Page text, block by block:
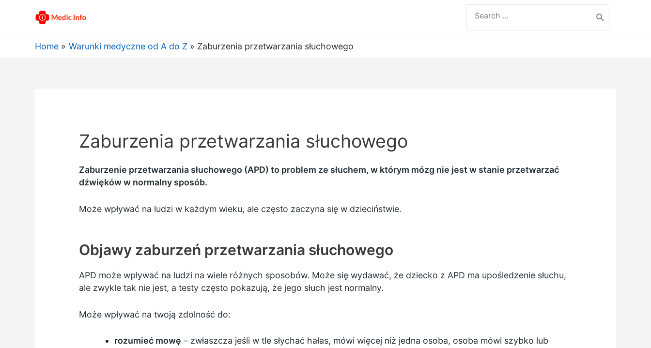
for:
Home Warunki medyczne od A do Z Zaburzenia przetwarzania słuchowego
Zaburzenia przetwarzania słuchowego
Zaburzenie przetwarzania słuchowego (APD) to problem ze słuchem, w którym mózg nie jest w stanie przetwarzać
dźwięków w normalny sposób.
Może wpływać na ludzi w każdym wieku, ale często zaczyna się w dzieciństwie.
Objawy zaburzeń przetwarzania słuchowego
APD może wpływać na ludzi na wiele różnych sposobów. Może się wydawać, że dziecko z APD ma upośledzenie słuchu,
ale zwykle tak nie jest, a testy często pokazują, że jego słuch jest normalny.
Może wpływać na twoją zdolność do:
rozumieć mowę – zwłaszcza jeśli w tle słychać hałas, mówi więcej niż jedna osoba, osoba mówi szybko lub